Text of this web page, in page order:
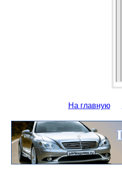
На главную